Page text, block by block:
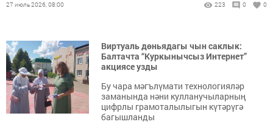
27 июль 2026, 08:00 223 0 0
Виртуаль дөньядагы чын саклык:
Балтачта “Куркынычсыз Интернет”
акциясе узды
Бу чара мәгълүмати технологияләр
заманында нәни кулланучыларның
цифрлы грамоталылыгын күтәрүгә
багышланды